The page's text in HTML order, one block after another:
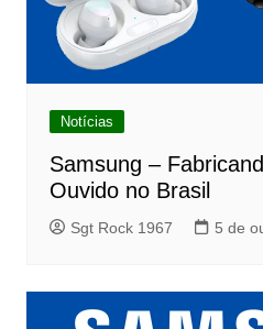
Notícias
Samsung –
Ouvido no Brasil
Sgt Rock 1967 5 de